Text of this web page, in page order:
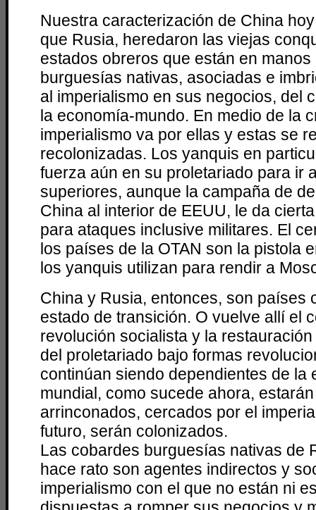
Nuestra caracterización de China
que Rusia, heredaron las viejas
estados obreros que están en manos
burguesías nativas, asociadas e
al imperialismo en sus negocios, del
la economía-mundo. En medio de la
imperialismo va por ellas y estas se
recolonizadas. Los yanquis en
fuerza aún en su proletariado para ir
superiores, aunque la campaña de
China al interior de EEUU, le da
para ataques inclusive militares. El
los países de la OTAN son la pistola
los yanquis utilizan para rendir a
China y Rusia, entonces, son países
estado de transición. O vuelve allí el
revolución socialista y la
del proletariado bajo formas
continúan siendo dependientes de la
mundial, como sucede ahora,
arrinconados, cercados por el
futuro, serán colonizados.
Las cobardes burguesías nativas de
hace rato son agentes indirectos y
imperialismo con el que no están ni